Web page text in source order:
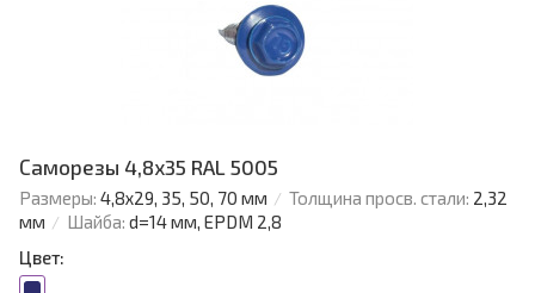
Саморезы 4,8х35 RAL 5005
Размеры: 4,8х29, 35, 50, 70 мм Толщина просв. стали: 2,32
мм
Шайба: d=14 мм, EPDM 2,8
Цвет: